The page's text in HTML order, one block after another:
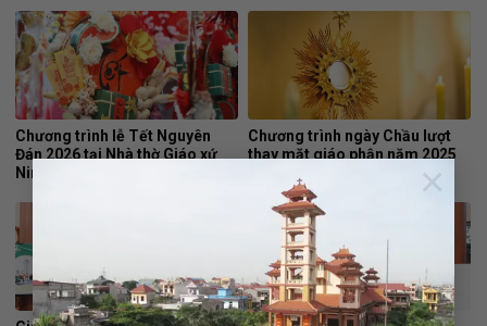
×
Chương trình lễ Tết Nguyên
Đán 2026 tại Nhà thờ Giáo xứ
Ninh Bình
Chương trình ngày Chầu lượt
thay mặt giáo phận năm 2025